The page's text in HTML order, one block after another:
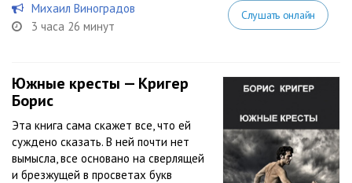
Михаил Виноградов
3 часа 26 минут
Слушать онлайн
Южные кресты — Кригер
Борис
Эта книга сама скажет все, что ей
суждено сказать. В ней почти нет
вымысла, все основано на сверлящей
и брезжущей в просветах букв